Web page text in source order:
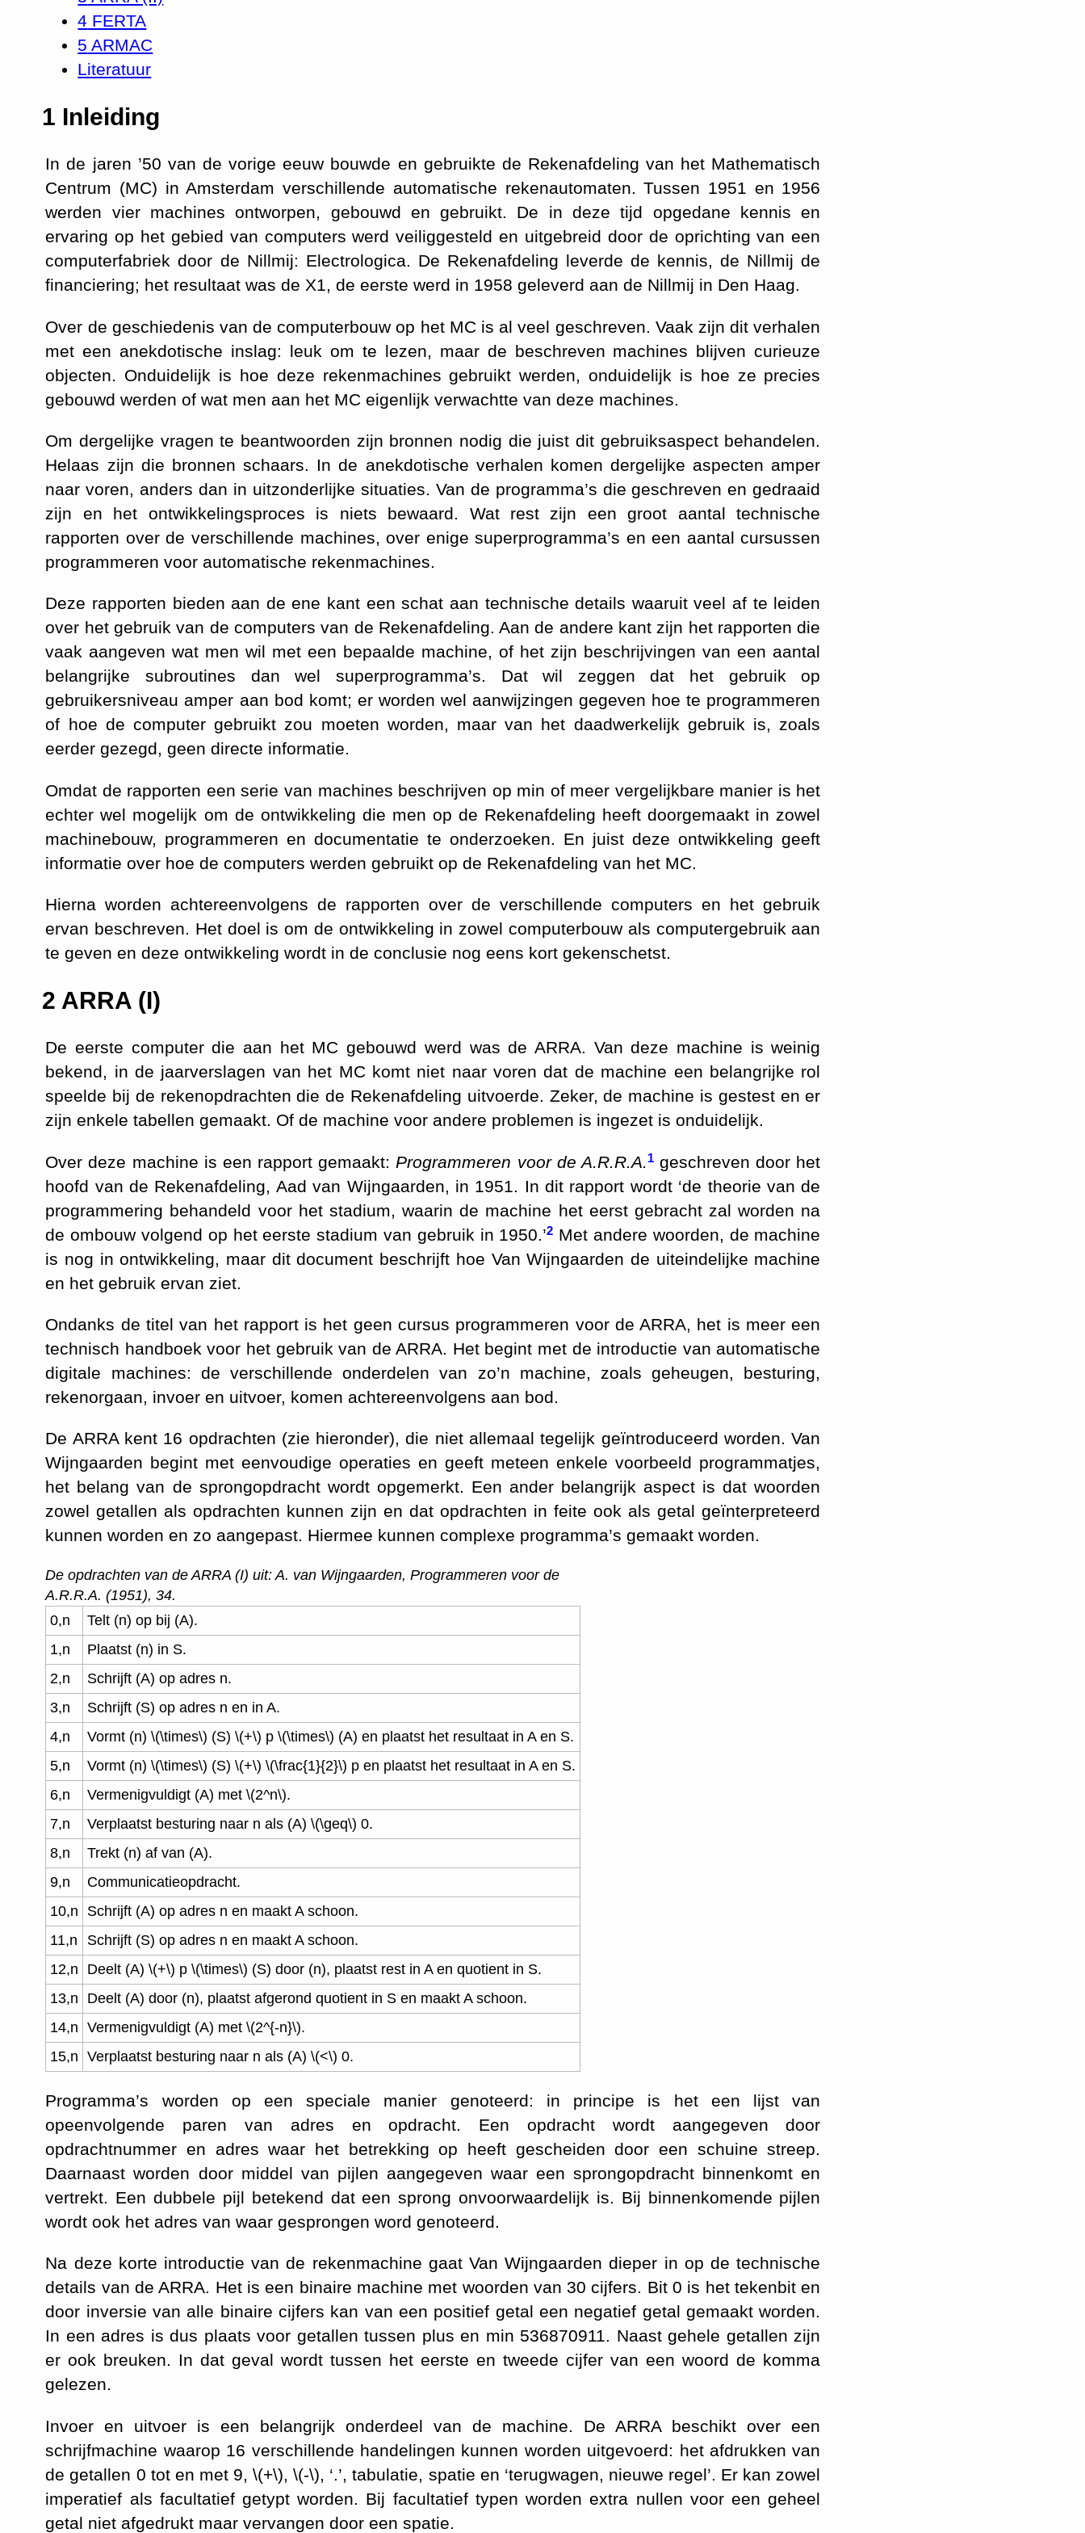
4 FERTA
5 ARMAC
Literatuur
1 Inleiding
In de jaren ’50 van de vorige eeuw bouwde en gebruikte de Rekenafdeling van het Mathematisch
Centrum (MC) in Amsterdam verschillende automatische rekenautomaten. Tussen 1951 en 1956
werden vier machines ontworpen, gebouwd en gebruikt. De in deze tijd opgedane kennis en
ervaring op het gebied van computers werd veiliggesteld en uitgebreid door de oprichting van een
computerfabriek door de Nillmij: Electrologica. De Rekenafdeling leverde de kennis, de Nillmij de
financiering; het resultaat was de X1, de eerste werd in 1958 geleverd aan de Nillmij in Den Haag.
Over de geschiedenis van de computerbouw op het MC is al veel geschreven. Vaak zijn dit verhalen
met een anekdotische inslag: leuk om te lezen, maar de beschreven machines blijven curieuze
objecten. Onduidelijk is hoe deze rekenmachines gebruikt werden, onduidelijk is hoe ze precies
gebouwd werden of wat men aan het MC eigenlijk verwachtte van deze machines.
Om dergelijke vragen te beantwoorden zijn bronnen nodig die juist dit gebruiksaspect behandelen.
Helaas zijn die bronnen schaars. In de anekdotische verhalen komen dergelijke aspecten amper
naar voren, anders dan in uitzonderlijke situaties. Van de programma’s die geschreven en gedraaid
zijn en het ontwikkelingsproces is niets bewaard. Wat rest zijn een groot aantal technische
rapporten over de verschillende machines, over enige superprogramma’s en een aantal cursussen
programmeren voor automatische rekenmachines.
Deze rapporten bieden aan de ene kant een schat aan technische details waaruit veel af te leiden
over het gebruik van de computers van de Rekenafdeling. Aan de andere kant zijn het rapporten die
vaak aangeven wat men wil met een bepaalde machine, of het zijn beschrijvingen van een aantal
belangrijke subroutines dan wel superprogramma’s. Dat wil zeggen dat het gebruik op
gebruikersniveau amper aan bod komt; er worden wel aanwijzingen gegeven hoe te programmeren
of hoe de computer gebruikt zou moeten worden, maar van het daadwerkelijk gebruik is, zoals
eerder gezegd, geen directe informatie.
Omdat de rapporten een serie van machines beschrijven op min of meer vergelijkbare manier is het
echter wel mogelijk om de ontwikkeling die men op de Rekenafdeling heeft doorgemaakt in zowel
machinebouw, programmeren en documentatie te onderzoeken. En juist deze ontwikkeling geeft
informatie over hoe de computers werden gebruikt op de Rekenafdeling van het MC.
Hierna worden achtereenvolgens de rapporten over de verschillende computers en het gebruik
ervan beschreven. Het doel is om de ontwikkeling in zowel computerbouw als computergebruik aan
te geven en deze ontwikkeling wordt in de conclusie nog eens kort gekenschetst.
2 ARRA (I)
De eerste computer die aan het MC gebouwd werd was de ARRA. Van deze machine is weinig
bekend, in de jaarverslagen van het MC komt niet naar voren dat de machine een belangrijke rol
speelde bij de rekenopdrachten die de Rekenafdeling uitvoerde. Zeker, de machine is gestest en er
zijn enkele tabellen gemaakt. Of de machine voor andere problemen is ingezet is onduidelijk.
Over deze machine is een rapport gemaakt: Programmeren voor de A.R.R.A.1geschreven door het
hoofd van de Rekenafdeling, Aad van Wijngaarden, in 1951. In dit rapport wordt ‘de theorie van de
programmering behandeld voor het stadium, waarin de machine het eerst gebracht zal worden na
de ombouw volgend op het eerste stadium van gebruik in 1950.’2 Met andere woorden, de machine
is nog in ontwikkeling, maar dit document beschrijft hoe Van Wijngaarden de uiteindelijke machine
en het gebruik ervan ziet.
Ondanks de titel van het rapport is het geen cursus programmeren voor de ARRA, het is meer een
technisch handboek voor het gebruik van de ARRA. Het begint met de introductie van automatische
digitale machines: de verschillende onderdelen van zo’n machine, zoals geheugen, besturing,
rekenorgaan, invoer en uitvoer, komen achtereenvolgens aan bod.
De ARRA kent 16 opdrachten (zie hieronder), die niet allemaal tegelijk geïntroduceerd worden. Van
Wijngaarden begint met eenvoudige operaties en geeft meteen enkele voorbeeld programmatjes,
het belang van de sprongopdracht wordt opgemerkt. Een ander belangrijk aspect is dat woorden
zowel getallen als opdrachten kunnen zijn en dat opdrachten in feite ook als getal geïnterpreteerd
kunnen worden en zo aangepast. Hiermee kunnen complexe programma’s gemaakt worden.
De opdrachten van de ARRA (I) uit: A. van Wijngaarden,Programmeren voor de
A.R.R.A. (1951), 34.
0,n
Telt (n) op bij (A).
1,n
Plaatst (n) in S.
2,n
Schrijft (A) op adres n.
3,n
Schrijft (S) op adres n en in A.
4,n
Vormt (n)\(\times\) (S)\(+\) p\(\times\) (A) en plaatst het resultaat in A en S.
5,n
Vormt (n)\(\times\) (S)\(+\) \(\frac{1}{2}\) p en plaatst het resultaat in A en S.
6,n
Vermenigvuldigt (A) met\(2^n\).
7,n
Verplaatst besturing naar n als (A)\(\geq\) 0.
8,n
Trekt (n) af van (A).
9,n
Communicatieopdracht.
10,n
Schrijft (A) op adres n en maakt A schoon.
11,n
Schrijft (S) op adres n en maakt A schoon.
12,n
Deelt (A)\(+\) p\(\times\) (S) door (n), plaatst rest in A en quotient in S.
13,n
Deelt (A) door (n), plaatst afgerond quotient in S en maakt A schoon.
14,n
Vermenigvuldigt (A) met\(2^{-n}\).
15,n
Verplaatst besturing naar n als (A)\(<\) 0.
Programma’s worden op een speciale manier genoteerd: in principe is het een lijst van
opeenvolgende paren van adres en opdracht. Een opdracht wordt aangegeven door
opdrachtnummer en adres waar het betrekking op heeft gescheiden door een schuine streep.
Daarnaast worden door middel van pijlen aangegeven waar een sprongopdracht binnenkomt en
vertrekt. Een dubbele pijl betekend dat een sprong onvoorwaardelijk is. Bij binnenkomende pijlen
wordt ook het adres van waar gesprongen word genoteerd.
Na deze korte introductie van de rekenmachine gaat Van Wijngaarden dieper in op de technische
details van de ARRA. Het is een binaire machine met woorden van 30 cijfers. Bit 0 is het tekenbit en
door inversie van alle binaire cijfers kan van een positief getal een negatief getal gemaakt worden.
In een adres is dus plaats voor getallen tussen plus en min 536870911. Naast gehele getallen zijn
er ook breuken. In dat geval wordt tussen het eerste en tweede cijfer van een woord de komma
gelezen.
Invoer en uitvoer is een belangrijk onderdeel van de machine. De ARRA beschikt over een
schrijfmachine waarop 16 verschillende handelingen kunnen worden uitgevoerd: het afdrukken van
de getallen 0 tot en met 9,\(+\),\(-\), ‘.’, tabulatie, spatie en ‘terugwagen, nieuwe regel’. Er kan zowel
imperatief als facultatief getypt worden. Bij facultatief typen worden extra nullen voor een geheel
getal niet afgedrukt maar vervangen door een spatie.